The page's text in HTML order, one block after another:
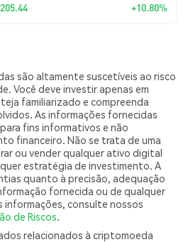
+10.80%
são altamente suscetíveis ao risco
Você deve investir apenas em
familiarizado e compreenda
As informações fornecidas
fins informativos e não
financeiro. Não se trata de uma
ou vender qualquer ativo digital
estratégia de investimento. A
quanto à precisão, adequação
fornecida ou de qualquer
informações, consulte nossos
de Riscos.
relacionados à criptomoeda